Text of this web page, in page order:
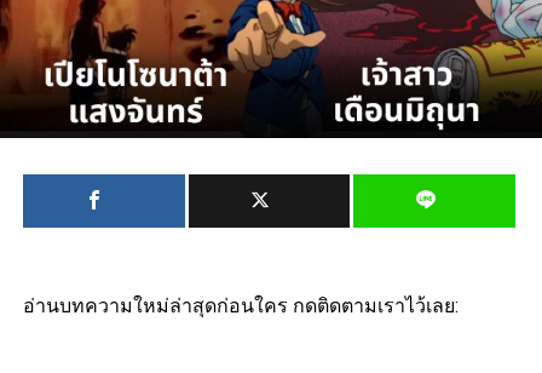
อ่านบทความใหม่ล่าสุดก่อนใคร กดติดตามเราไว้เลย: